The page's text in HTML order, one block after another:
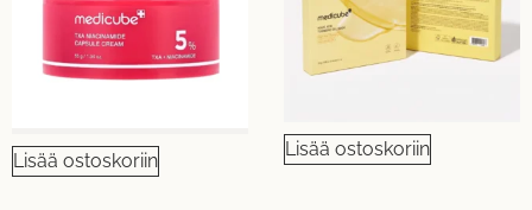
Lisää ostoskoriin
Lisää ostoskoriin